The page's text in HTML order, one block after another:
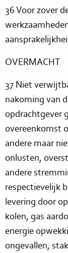
36 Voor zover
OVERMACHT
37 Niet
nakoming van
opdrachtgever
overeenkomst
andere maar
onlusten,
andere
respectievelijk
levering door
kolen, gas
energie
ongevallen,